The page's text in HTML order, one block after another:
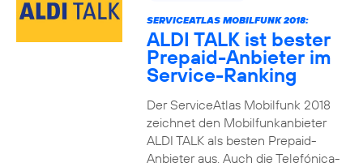
SERVICEATLAS MOBILFUNK 2018:
ALDI TALK ist bester
Prepaid-Anbieter im
Service-Ranking
Der ServiceAtlas Mobilfunk 2018
zeichnet den Mobilfunkanbieter
ALDI TALK als besten Prepaid-
Anbieter aus. Auch die Telefónica-